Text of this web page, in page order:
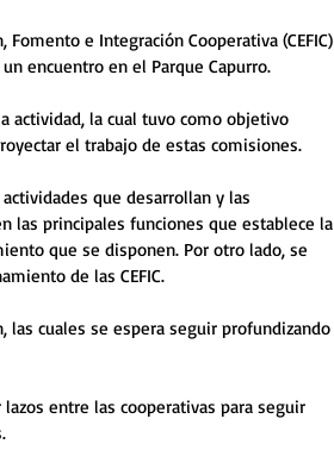
e Integración Cooperativa (CEFIC)
encuentro en el Parque Capurro.
actividad, la cual tuvo como objetivo
el trabajo de estas comisiones.
que desarrollan y las
las principales funciones que establece la
que se disponen. Por otro lado, se
de las CEFIC.
cuales se espera seguir profundizando
entre las cooperativas para seguir